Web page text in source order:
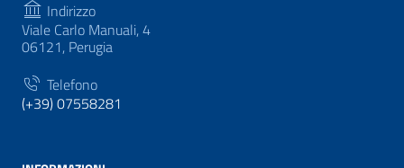
Indirizzo
Viale Carlo Manuali, 4
06121, Perugia
Telefono
(+39) 07558281